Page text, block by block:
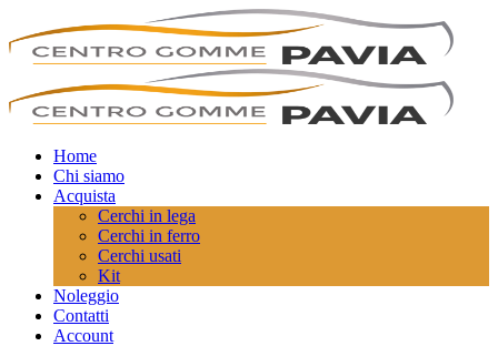
Home
Chi siamo
Acquista
Cerchi in lega
Cerchi in ferro
Cerchi usati
Kit
Noleggio
Contatti
Account